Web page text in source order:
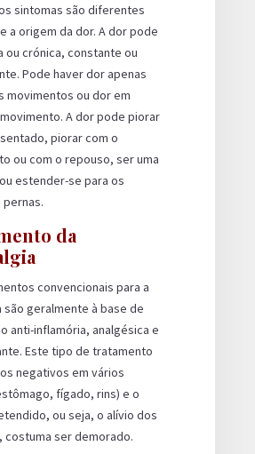
sintomas são diferentes
a origem da dor. A dor pode
ou crónica, constante ou
Pode haver dor apenas
movimentos ou dor em
A dor pode piorar
piorar com o
ou com o repouso, ser uma
estender-se para os
da
convencionais para a
são geralmente à base de
anti-inflamória, analgésica e
Este tipo de tratamento
negativos em vários
fígado, rins) e o
ou seja, o alívio dos
costuma ser demorado.